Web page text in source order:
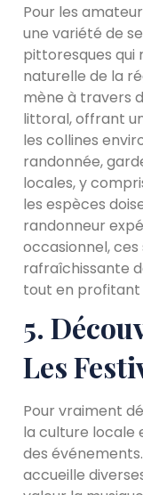
Pour les
une variété de
pittoresques
naturelle de la
mène à travers
littoral, offrant
les collines
randonnée,
locales, y
les espèces
randonneur
occasionnel,
rafraîchissante
tout en profitant
5.
Les
Pour vraiment
la culture locale
des
accueille